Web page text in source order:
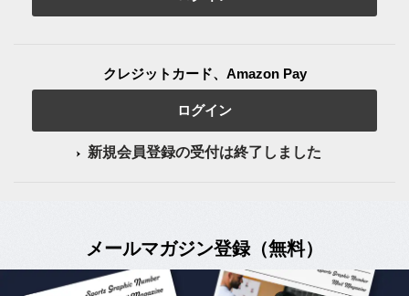
クレジットカード、Amazon Pay
ログイン
新規会員登録の受付は終了しました
メールマガジン登録（無料）